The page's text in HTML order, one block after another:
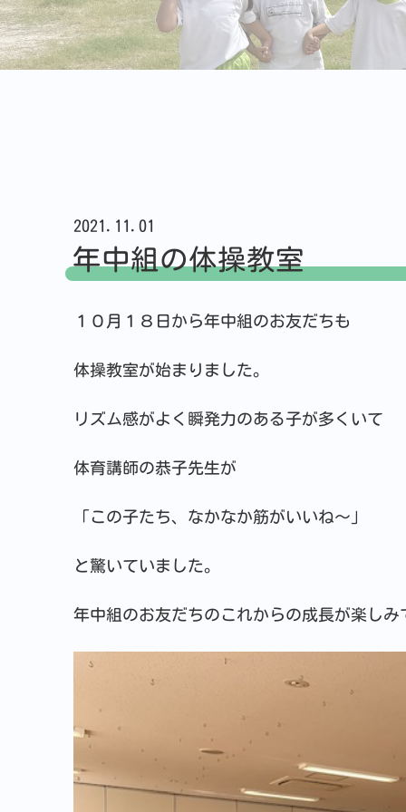
2021.11.01
年中組の体操教室
１０月１８日から年中組のお友だちも
体操教室が始まりました。
リズム感がよく瞬発力のある子が多くいて
体育講師の恭子先生が
「この子たち、なかなか筋がいいね～」
と驚いていました。
年中組のお友だちのこれからの成長が楽しみ